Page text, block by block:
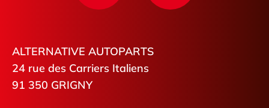
ALTERNATIVE AUTOPARTS
24 rue des Carriers Italiens
91 350 GRIGNY